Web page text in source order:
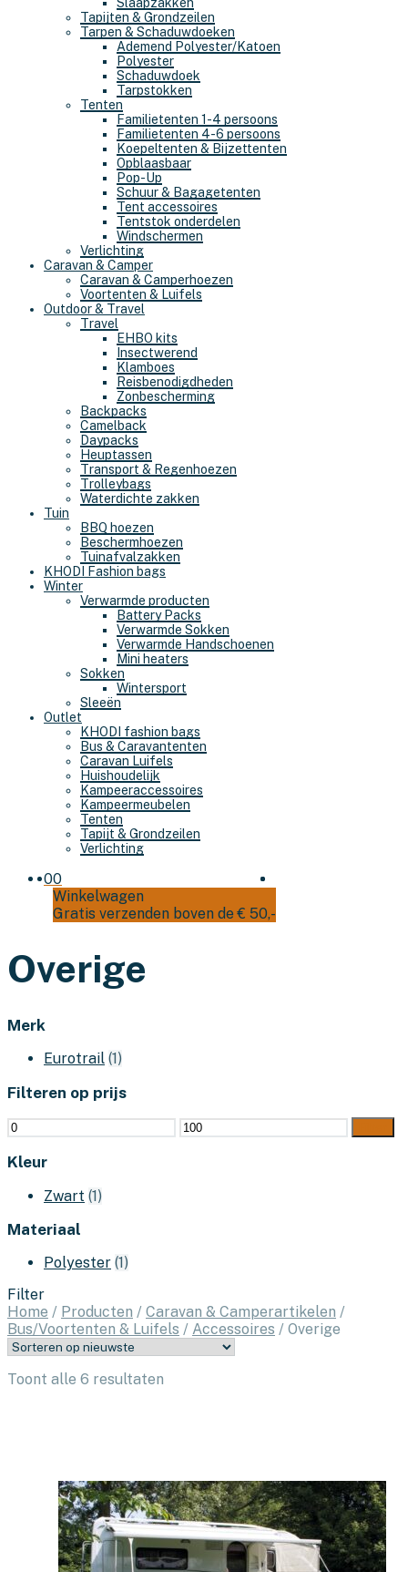
Tapijten & Grondzeilen
Tarpen & Schaduwdoeken
Ademend Polyester/Katoen
Polyester
Schaduwdoek
Tarpstokken
Tenten
Familietenten 1-4 persoons
Familietenten 4-6 persoons
Koepeltenten & Bijzettenten
Opblaasbaar
Pop-Up
Schuur & Bagagetenten
Tent accessoires
Tentstok onderdelen
Windschermen
Verlichting
Caravan & Camper
Caravan & Camperhoezen
Voortenten & Luifels
Outdoor & Travel
Travel
EHBO kits
Insectwerend
Klamboes
Reisbenodigdheden
Zonbescherming
Backpacks
Camelback
Daypacks
Heuptassen
Transport & Regenhoezen
Trolleybags
Waterdichte zakken
Tuin
BBQ hoezen
Beschermhoezen
Tuinafvalzakken
KHODI Fashion bags
Winter
Verwarmde producten
Battery Packs
Verwarmde Sokken
Verwarmde Handschoenen
Mini heaters
Sokken
Wintersport
Sleeën
Outlet
KHODI fashion bags
Bus & Caravantenten
Caravan Luifels
Huishoudelijk
Kampeeraccessoires
Kampeermeubelen
Tenten
Tapijt & Grondzeilen
Verlichting
00
Winkelwagen
Gratis verzenden boven de € 50,-
Overige
Merk
Eurotrail (1)
Filteren op prijs
Min.
prijs
Max.
prijs
Kleur
Zwart (1)
Materiaal
Polyester (1)
Filter
Home / Producten / Caravan & Camperartikelen /
Bus/Voortenten & Luifels / Accessoires / Overige
Toont alle 6 resultaten